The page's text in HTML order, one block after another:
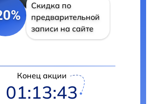
Скидка по
предварительной
записи на сайте
Конец акции
01:13:42